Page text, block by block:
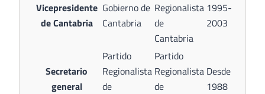
Vicepresidente
de Cantabria
Gobierno de
Cantabria
Regionalista
de
Cantabria
1995-
2003
Secretario
general
Partido
Regionalista
de
Partido
Regionalista
de
Desde
1988